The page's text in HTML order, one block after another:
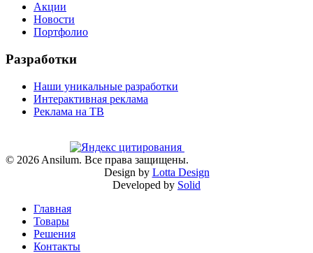
Акции
Новости
Портфолио
Разработки
Наши уникальные разработки
Интерактивная реклама
Реклама на ТВ
© 2026 Ansilum. Все права защищены.
Design by Lotta Design
Developed by Solid
Главная
Товары
Решения
Контакты